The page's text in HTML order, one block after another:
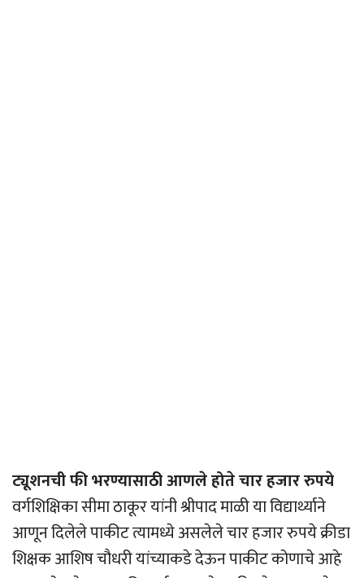
ट्यूशनची फी भरण्यासाठी आणले होते चार हजार रुपये
वर्गशिक्षिका सीमा ठाकूर यांनी श्रीपाद माळी या विद्यार्थ्याने
आणून दिलेले पाकीट त्यामध्ये असलेले चार हजार रुपये क्रीडा
शिक्षक आशिष चौधरी यांच्याकडे देऊन पाकीट कोणाचे आहे